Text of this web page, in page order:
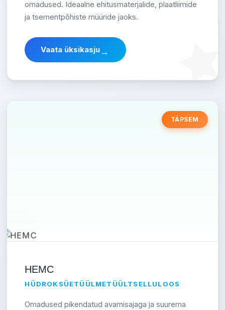
omadused. Ideaalne ehitusmaterjalide, plaatliimide
ja tsementpõhiste müüride jaoks.
Vaata üksikasju→
TÄPSEM
HEMC
HÜDROKSÜETÜÜLMETÜÜLTSELLULOOS
Omadused pikendatud avamisajaga ja suurema